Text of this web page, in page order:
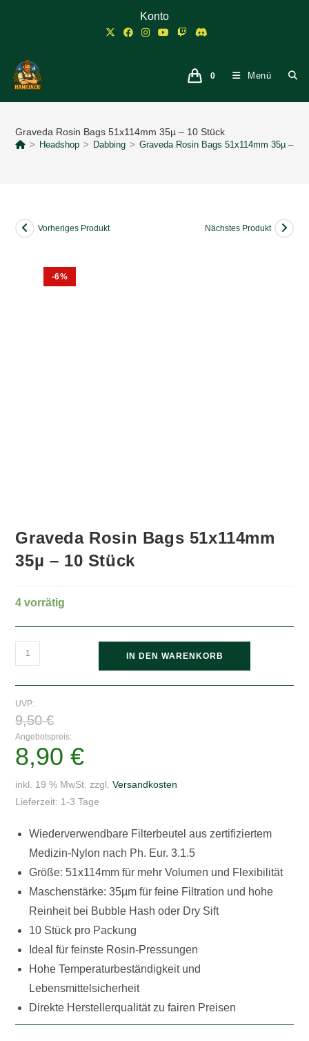
Konto
0 Menü
Graveda Rosin Bags 51x114mm 35µ – 10 Stück
> Headshop > Dabbing > Graveda Rosin Bags 51x114mm 35µ –
-6%
Vorheriges Produkt Nächstes Produkt
Graveda Rosin Bags 51x114mm
35µ – 10 Stück
4 vorrätig
Graveda
Rosin
Bags
51x114mm
35µ
-
10
Stück
Menge
IN DEN WARENKORB
UVP:
9,50€Preis
9,50 €
Angebotspreis:
8,90€Aktueller
inkl. 19 % MwSt. zzgl.Versandkosten
Lieferzeit: 1-3 Tage
Wiederverwendbare Filterbeutel aus zertifiziertem
Medizin-Nylon nach Ph. Eur. 3.1.5
Größe: 51x114mm für mehr Volumen und Flexibilität
Maschenstärke: 35µm für feine Filtration und hohe
Reinheit bei Bubble Hash oder Dry Sift
10 Stück pro Packung
Ideal für feinste Rosin-Pressungen
Hohe Temperaturbeständigkeit und
Lebensmittelsicherheit
Direkte Herstellerqualität zu fairen Preisen